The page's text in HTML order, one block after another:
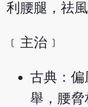
利腰腿，祛風
﹝主治﹞
古典：
舉，腰